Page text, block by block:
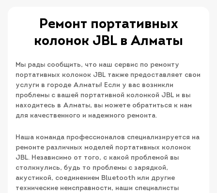
Ремонт портативных
колонок JBL в Алматы
Мы рады сообщить, что наш сервис по ремонту
портативных колонок JBL также предоставляет свои
услуги в городе Алматы! Если у вас возникли
проблемы с вашей портативной колонкой JBL и вы
находитесь в Алматы, вы можете обратиться к нам
для качественного и надежного ремонта.
Наша команда профессионалов специализируется на
ремонте различных моделей портативных колонок
JBL. Независимо от того, с какой проблемой вы
столкнулись, будь то проблемы с зарядкой,
акустикой, соединением Bluetooth или другие
технические неисправности, наши специалисты